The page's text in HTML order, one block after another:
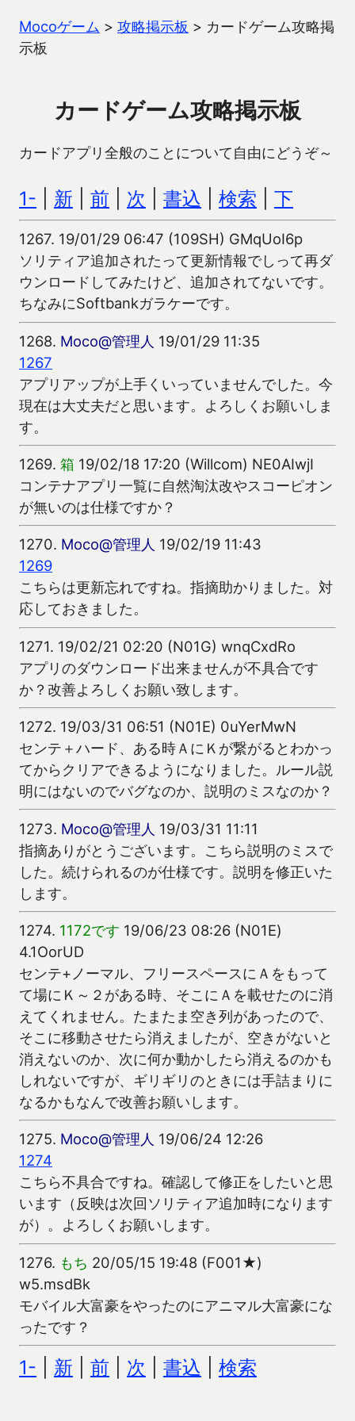
Mocoゲーム > 攻略掲示板 > カードゲーム攻略掲
示板
カードゲーム攻略掲示板
カードアプリ全般のことについて自由にどうぞ～
1- 新 前 次 書込 検索 下
1267. 19/01/29 06:47 (109SH) GMqUoI6p
ソリティア追加されたって更新情報でしって再ダ
ウンロードしてみたけど、追加されてないです。
ちなみにSoftbankガラケーです。
1268. Moco@管理人 19/01/29 11:35
1267
アプリアップが上手くいっていませんでした。今
現在は大丈夫だと思います。よろしくお願いしま
す。
1269. 箱 19/02/18 17:20 (Willcom) NE0AIwjI
コンテナアプリ一覧に自然淘汰改やスコーピオン
が無いのは仕様ですか？
1270. Moco@管理人 19/02/19 11:43
1269
こちらは更新忘れですね。指摘助かりました。対
応しておきました。
1271. 19/02/21 02:20 (N01G) wnqCxdRo
アプリのダウンロード出来ませんが不具合です
か？改善よろしくお願い致します。
1272. 19/03/31 06:51 (N01E) 0uYerMwN
センテ＋ハード、ある時ＡにＫが繋がるとわかっ
てからクリアできるようになりました。ルール説
明にはないのでバグなのか、説明のミスなのか？
1273. Moco@管理人 19/03/31 11:11
指摘ありがとうございます。こちら説明のミスで
した。続けられるのが仕様です。説明を修正いた
します。
1274. 1172です 19/06/23 08:26 (N01E)
4.1OorUD
センテ+ノーマル、フリースペースにＡをもって
て場にＫ～２がある時、そこにＡを載せたのに消
えてくれません。たまたま空き列があったので、
そこに移動させたら消えましたが、空きがないと
消えないのか、次に何か動かしたら消えるのかも
しれないですが、ギリギリのときには手詰まりに
なるかもなんで改善お願いします。
1275. Moco@管理人 19/06/24 12:26
1274
こちら不具合ですね。確認して修正をしたいと思
います（反映は次回ソリティア追加時になります
が）。よろしくお願いします。
1276. もち 20/05/15 19:48 (F001★)
w5.msdBk
モバイル大富豪をやったのにアニマル大富豪にな
ったです？
1- 新 前 次 書込 検索